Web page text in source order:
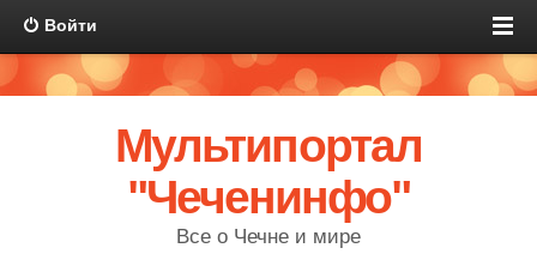
Войти
Мультипортал
"Чеченинфо"
Все о Чечне и мире